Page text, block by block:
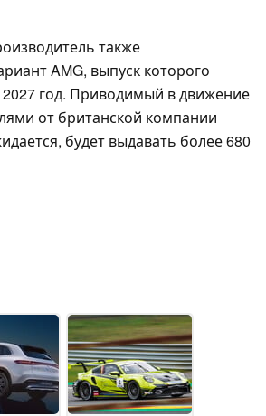
также
AMG, выпуск которого
год. Приводимый в движение
от британской компании
будет выдавать более 680